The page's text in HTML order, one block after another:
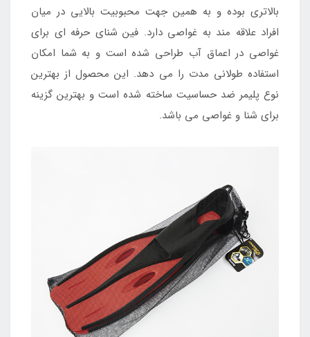
بالاتری بوده و به همین جهت محبوبیت بالایی در میان
افراد علاقه مند به غواصی دارد. فین شنای حرفه ای برای
غواصی در اعماق آب طراحی شده است و به شما امکان
استفاده طولانی مدت را می دهد. این محصول از بهترین
نوع پلیمر ضد حساسیت ساخته شده است و بهترین گزینه
برای شنا و غواصی می باشد.